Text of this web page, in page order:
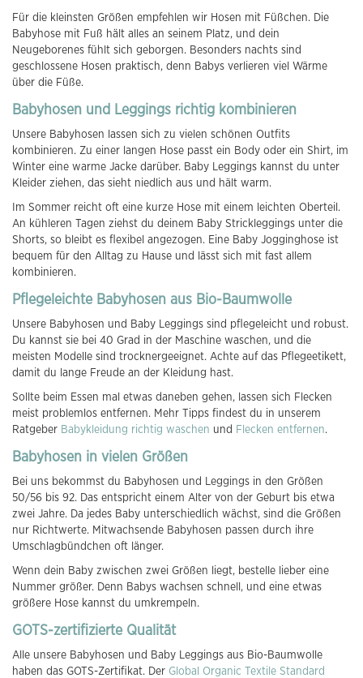
Für die kleinsten Größen empfehlen wir Hosen mit Füßchen. Die
Babyhose mit Fuß hält alles an seinem Platz, und dein
Neugeborenes fühlt sich geborgen. Besonders nachts sind
geschlossene Hosen praktisch, denn Babys verlieren viel Wärme
über die Füße.
Babyhosen und Leggings richtig kombinieren
Unsere Babyhosen lassen sich zu vielen schönen Outfits
kombinieren. Zu einer langen Hose passt ein Body oder ein Shirt, im
Winter eine warme Jacke darüber. Baby Leggings kannst du unter
Kleider ziehen, das sieht niedlich aus und hält warm.
Im Sommer reicht oft eine kurze Hose mit einem leichten Oberteil.
An kühleren Tagen ziehst du deinem Baby Strickleggings unter die
Shorts, so bleibt es flexibel angezogen. Eine Baby Jogginghose ist
bequem für den Alltag zu Hause und lässt sich mit fast allem
kombinieren.
Pflegeleichte Babyhosen aus Bio-Baumwolle
Unsere Babyhosen und Baby Leggings sind pflegeleicht und robust.
Du kannst sie bei 40 Grad in der Maschine waschen, und die
meisten Modelle sind trocknergeeignet. Achte auf das Pflegeetikett,
damit du lange Freude an der Kleidung hast.
Sollte beim Essen mal etwas daneben gehen, lassen sich Flecken
meist problemlos entfernen. Mehr Tipps findest du in unserem
Ratgeber Babykleidung richtig waschen und Flecken entfernen.
Babyhosen in vielen Größen
Bei uns bekommst du Babyhosen und Leggings in den Größen
50/56 bis 92. Das entspricht einem Alter von der Geburt bis etwa
zwei Jahre. Da jedes Baby unterschiedlich wächst, sind die Größen
nur Richtwerte. Mitwachsende Babyhosen passen durch ihre
Umschlagbündchen oft länger.
Wenn dein Baby zwischen zwei Größen liegt, bestelle lieber eine
Nummer größer. Denn Babys wachsen schnell, und eine etwas
größere Hose kannst du umkrempeln.
GOTS-zertifizierte Qualität
Alle unsere Babyhosen und Baby Leggings aus Bio-Baumwolle
haben das GOTS-Zertifikat. Der Global Organic Textile Standard